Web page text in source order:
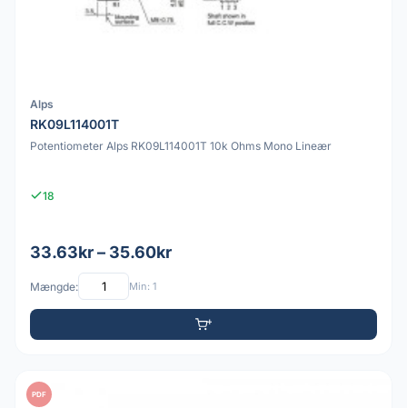
Alps
RK09L114001T
Potentiometer Alps RK09L114001T 10k Ohms Mono Lineær
18
33.63kr – 35.60kr
Mængde: Min: 1
PDF